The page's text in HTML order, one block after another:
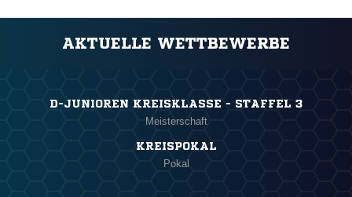
AKTUELLE WETTBEWERBE
D-JUNIOREN KREISKLASSE - STAFFEL 3
Meisterschaft
KREISPOKAL
Pokal